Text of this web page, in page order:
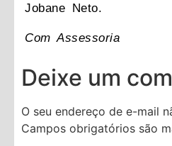
Jobane Neto.
Com Assessoria
Deixe um
O seu endereço de e-mail
Campos obrigatórios são